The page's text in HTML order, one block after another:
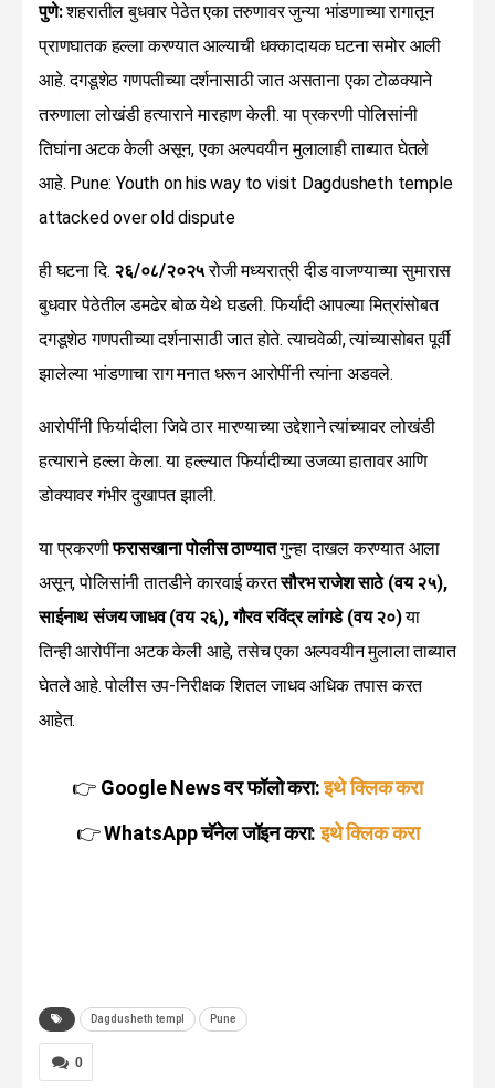
पुणे:शहरातील बुधवार पेठेत एका तरुणावर जुन्या भांडणाच्या रागातून
प्राणघातक हल्ला करण्यात आल्याची धक्कादायक घटना समोर आली
आहे. दगडूशेठ गणपतीच्या दर्शनासाठी जात असताना एका टोळक्याने
तरुणाला लोखंडी हत्याराने मारहाण केली. या प्रकरणी पोलिसांनी
तिघांना अटक केली असून, एका अल्पवयीन मुलालाही ताब्यात घेतले
आहे. Pune: Youth on his way to visit Dagdusheth temple
attacked over old dispute
ही घटना दि. २६/०८/२०२५रोजी मध्यरात्री दीड वाजण्याच्या सुमारास
बुधवार पेठेतील डमढेर बोळ येथे घडली. फिर्यादी आपल्या मित्रांसोबत
दगडूशेठ गणपतीच्या दर्शनासाठी जात होते. त्याचवेळी, त्यांच्यासोबत पूर्वी
झालेल्या भांडणाचा राग मनात धरून आरोपींनी त्यांना अडवले.
आरोपींनी फिर्यादीला जिवे ठार मारण्याच्या उद्देशाने त्यांच्यावर लोखंडी
हत्याराने हल्ला केला. या हल्ल्यात फिर्यादीच्या उजव्या हातावर आणि
डोक्यावर गंभीर दुखापत झाली.
या प्रकरणीफरासखाना पोलीस ठाण्यातगुन्हा दाखल करण्यात आला
असून, पोलिसांनी तातडीने कारवाई करतसौरभ राजेश साठे (वय २५),
साईनाथ संजय जाधव (वय २६), गौरव रविंद्र लांगडे (वय २०)या
तिन्ही आरोपींना अटक केली आहे, तसेच एका अल्पवयीन मुलाला ताब्यात
घेतले आहे. पोलीस उप-निरीक्षक शितल जाधव अधिक तपास करत
आहेत.
👉 Google News वर फॉलो करा: इथे क्लिक करा
👉WhatsApp चॅनेल जॉइन करा: इथे क्लिक करा
Dagdusheth templ Pune
0